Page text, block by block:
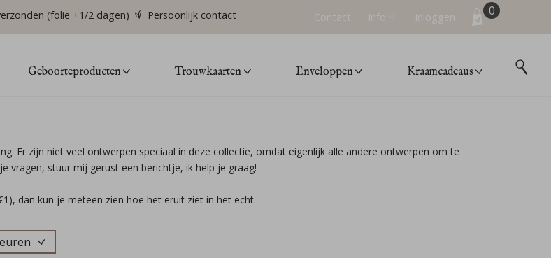
(folie +1/2 dagen) Persoonlijk contact Contact Info Inloggen 0
Geboorteproducten Trouwkaarten Enveloppen Kraamcadeaus
Er zijn niet veel ontwerpen speciaal in deze collectie, omdat eigenlijk alle andere ontwerpen om te
vragen, stuur mij gerust een berichtje, ik help je graag!
dan kun je meteen zien hoe het eruit ziet in het echt.